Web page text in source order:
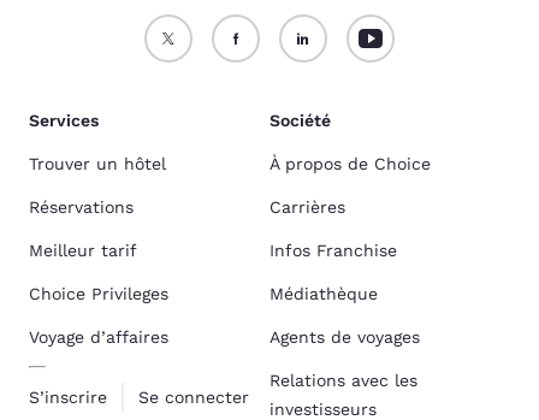
Services
Trouver un hôtel
Réservations
Meilleur tarif
Choice Privileges
Voyage d’affaires
S’inscrire Se connecter
Société
À propos de Choice
Carrières
Infos Franchise
Médiathèque
Agents de voyages
Relations avec les
investisseurs